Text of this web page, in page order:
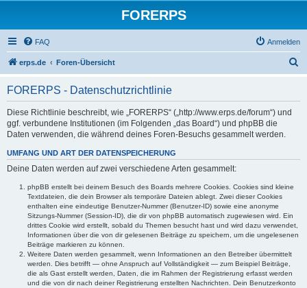
FORERPS
FAQ Anmelden
erps.de Foren-Übersicht
FORERPS - Datenschutzrichtlinie
Diese Richtlinie beschreibt, wie „FORERPS“ („http://www.erps.de/forum“) und
ggf. verbundene Institutionen (im Folgenden „das Board“) und phpBB die
Daten verwenden, die während deines Foren-Besuchs gesammelt werden.
UMFANG UND ART DER DATENSPEICHERUNG
Deine Daten werden auf zwei verschiedene Arten gesammelt:
phpBB erstellt bei deinem Besuch des Boards mehrere Cookies. Cookies sind kleine
Textdateien, die dein Browser als temporäre Dateien ablegt. Zwei dieser Cookies
enthalten eine eindeutige Benutzer-Nummer (Benutzer-ID) sowie eine anonyme
Sitzungs-Nummer (Session-ID), die dir von phpBB automatisch zugewiesen wird. Ein
drittes Cookie wird erstellt, sobald du Themen besucht hast und wird dazu verwendet,
Informationen über die von dir gelesenen Beiträge zu speichern, um die ungelesenen
Beiträge markieren zu können.
Weitere Daten werden gesammelt, wenn Informationen an den Betreiber übermittelt
werden. Dies betrifft — ohne Anspruch auf Vollständigkeit — zum Beispiel Beiträge,
die als Gast erstellt werden, Daten, die im Rahmen der Registrierung erfasst werden
und die von dir nach deiner Registrierung erstellten Nachrichten. Dein Benutzerkonto